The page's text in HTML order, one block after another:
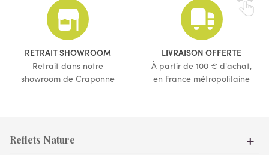
RETRAIT SHOWROOM
Retrait dans notre
showroom de Craponne
LIVRAISON OFFERTE
À partir de 100 € d'achat,
en France métropolitaine
Reflets Nature